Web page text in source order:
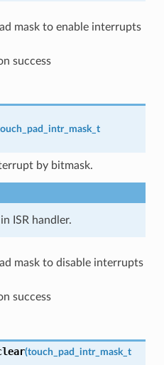
mask to enable interrupts
success
by bitmask.
ISR handler.
mask to disable interrupts
success
(touch_pad_intr_mask_t